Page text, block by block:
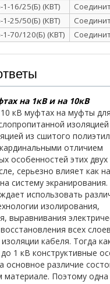
16/25(Б) (КВТ)
25/50(Б) (КВТ)
1-70/120(Б) (КВТ)
на 1кВ и на 10кВ
кВ муфтах на муфты
из сшитого
отличием
особенностей этих двух
серьезно влияет как
систему
использовать
изолирования,
выравнивания
всех
кабеля. Тогда
1 кВ конструктивные
основное различие
материале. Поэтому